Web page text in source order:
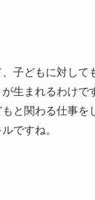
子どもに対して
が生まれるわけで
と関わる仕事を
ですね。